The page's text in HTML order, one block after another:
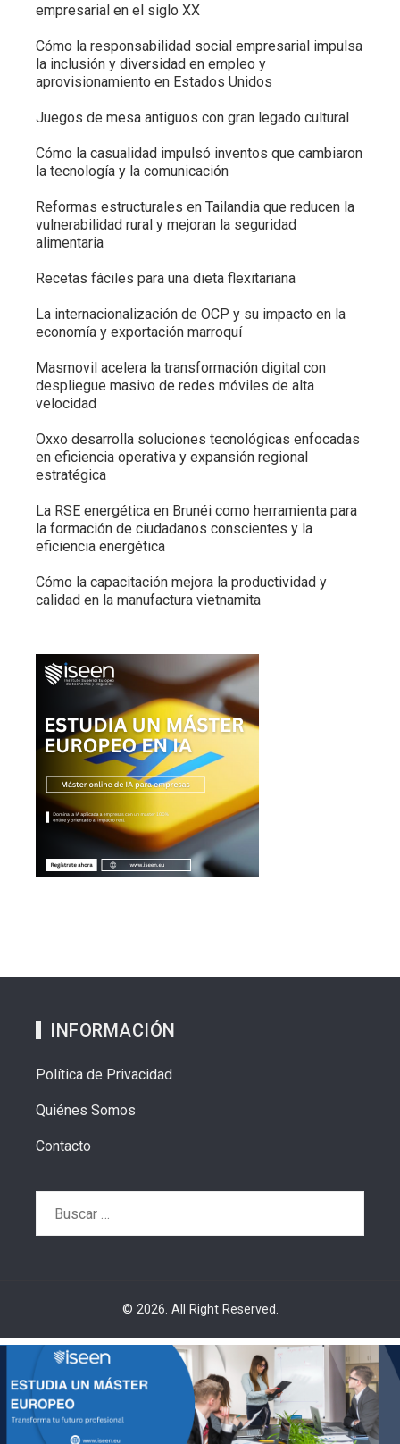
empresarial en el siglo XX
Cómo la responsabilidad social empresarial impulsa
la inclusión y diversidad en empleo y
aprovisionamiento en Estados Unidos
Juegos de mesa antiguos con gran legado cultural
Cómo la casualidad impulsó inventos que cambiaron
la tecnología y la comunicación
Reformas estructurales en Tailandia que reducen la
vulnerabilidad rural y mejoran la seguridad
alimentaria
Recetas fáciles para una dieta flexitariana
La internacionalización de OCP y su impacto en la
economía y exportación marroquí
Masmovil acelera la transformación digital con
despliegue masivo de redes móviles de alta
velocidad
Oxxo desarrolla soluciones tecnológicas enfocadas
en eficiencia operativa y expansión regional
estratégica
La RSE energética en Brunéi como herramienta para
la formación de ciudadanos conscientes y la
eficiencia energética
Cómo la capacitación mejora la productividad y
calidad en la manufactura vietnamita
INFORMACIÓN
Política de Privacidad
Quiénes Somos
Contacto
© 2026. All Right Reserved.